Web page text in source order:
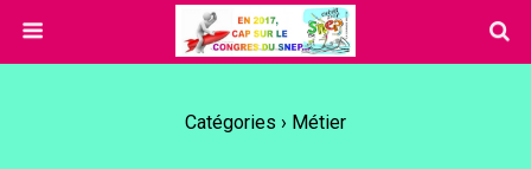
Catégories › Métier